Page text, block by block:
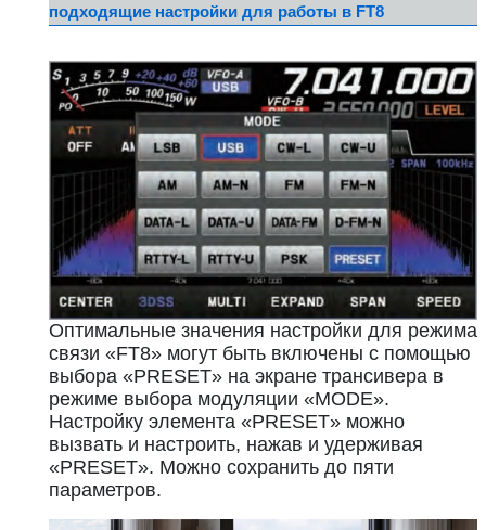
подходящие настройки для работы в FT8
Оптимальные значения настройки для режима
связи «FT8» могут быть включены с помощью
выбора «PRESET» на экране трансивера в
режиме выбора модуляции «MODE».
Настройку элемента «PRESET» можно
вызвать и настроить, нажав и удерживая
«PRESET». Можно сохранить до пяти
параметров.